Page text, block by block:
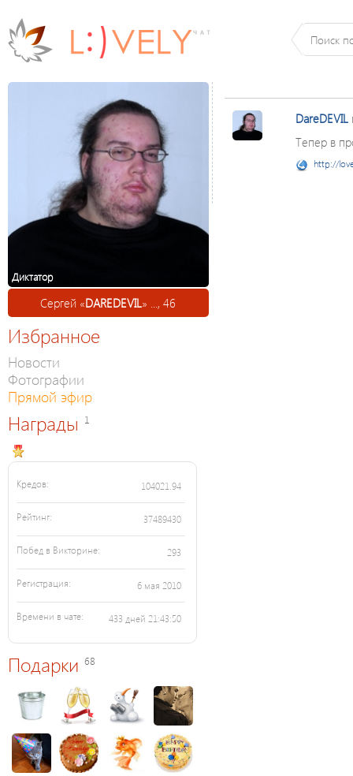
Диктатор
Сергей «DAREDEVIL» ..., 46
Избранное
Новости
Фотографии
Прямой эфир
Награды 1
Кредов: 104021.94
Рейтинг: 37489430
Побед в Викторине: 293
Регистрация: 6 мая 2010
Времени в чате: 433 дней 21:43:50
Подарки 68
DareDEVIL
Тепер в
http://